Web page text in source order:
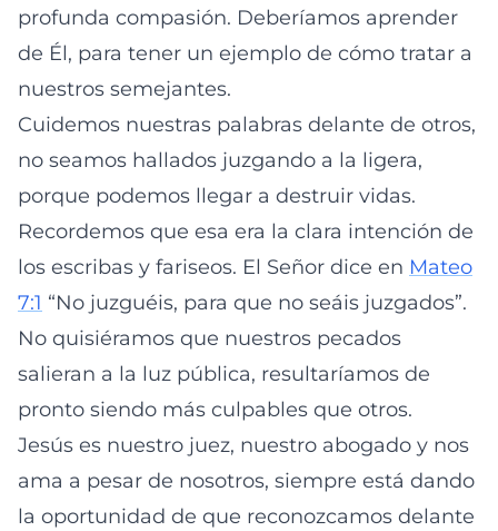
profunda compasión. Deberíamos aprender
de Él, para tener un ejemplo de cómo tratar a
nuestros semejantes.
Cuidemos nuestras palabras delante de otros,
no seamos hallados juzgando a la ligera,
porque podemos llegar a destruir vidas.
Recordemos que esa era la clara intención de
los escribas y fariseos. El Señor dice en Mateo
7:1 “No juzguéis, para que no seáis juzgados”.
No quisiéramos que nuestros pecados
salieran a la luz pública, resultaríamos de
pronto siendo más culpables que otros.
Jesús es nuestro juez, nuestro abogado y nos
ama a pesar de nosotros, siempre está dando
la oportunidad de que reconozcamos delante